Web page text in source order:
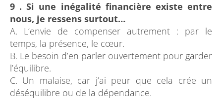
9 . Si une inégalité financière existe entre
nous, je ressens surtout…
A. L’envie de compenser autrement : par le
temps, la présence, le cœur.
B. Le besoin d’en parler ouvertement pour garder
l’équilibre.
C. Un malaise, car j’ai peur que cela crée un
déséquilibre ou de la dépendance.